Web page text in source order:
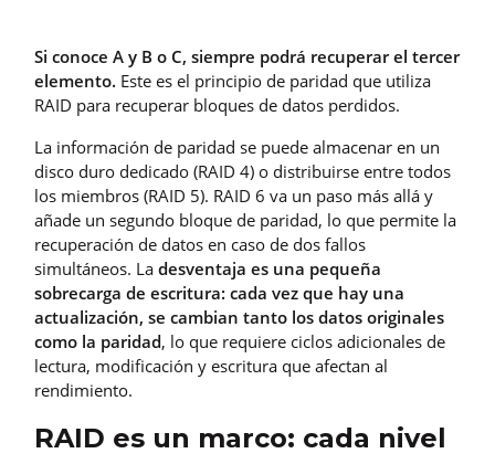
Si conoce A y B o C, siempre podrá recuperar el tercer
elemento. Este es el principio de paridad que utiliza
RAID para recuperar bloques de datos perdidos.
La información de paridad se puede almacenar en un
disco duro dedicado (RAID 4) o distribuirse entre todos
los miembros (RAID 5). RAID 6 va un paso más allá y
añade un segundo bloque de paridad, lo que permite la
recuperación de datos en caso de dos fallos
simultáneos. La desventaja es una pequeña
sobrecarga de escritura: cada vez que hay una
actualización, se cambian tanto los datos originales
como la paridad, lo que requiere ciclos adicionales de
lectura, modificación y escritura que afectan al
rendimiento.
RAID es un marco: cada nivel